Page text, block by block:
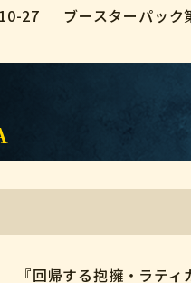
27 ブースターパック
『回帰する抱擁・ラテ